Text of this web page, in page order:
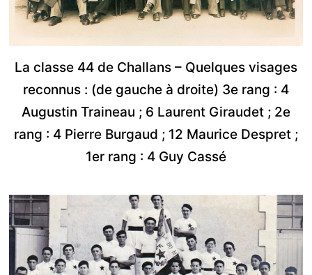
La classe 44 de Challans – Quelques visages
reconnus : (de gauche à droite) 3e rang : 4
Augustin Traineau ; 6 Laurent Giraudet ; 2e
rang : 4 Pierre Burgaud ; 12 Maurice Despret ;
1er rang : 4 Guy Cassé